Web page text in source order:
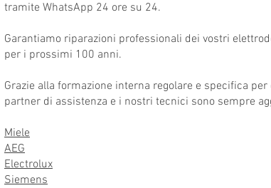
tramite WhatsApp 24 ore su 24.
Garantiamo riparazioni professionali dei vostri
per i prossimi 100 anni.
Grazie alla formazione interna regolare e specifica
partner di assistenza e i nostri tecnici sono sempre
Miele
AEG
Electrolux
Siemens